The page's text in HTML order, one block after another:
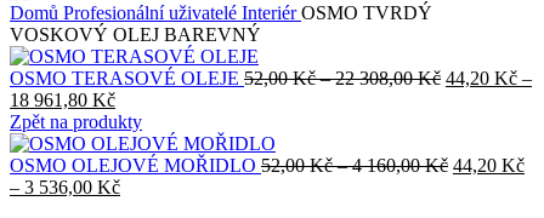
Domů Profesionální uživatelé InteriérOSMO TVRDÝ
VOSKOVÝ OLEJ BAREVNÝ
OSMO TERASOVÉ OLEJE 52,00Kč – 22 308,00KčRozpětí
22
44,20 Kč –
18 961,80 KčRozpětí
cen:
44,20 Kč
až
18
Zpět na produkty
OSMO OLEJOVÉ MOŘIDLO 52,00Kč – 4 160,00KčRozpětí
44,20 Kč
– 3 536,00 KčRozpětí